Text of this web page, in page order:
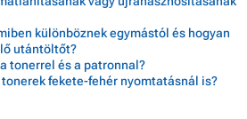
különböznek egymástól és hogyan
utántöltőt?
tonerrel és a patronnal?
fekete-fehér nyomtatásnál is?